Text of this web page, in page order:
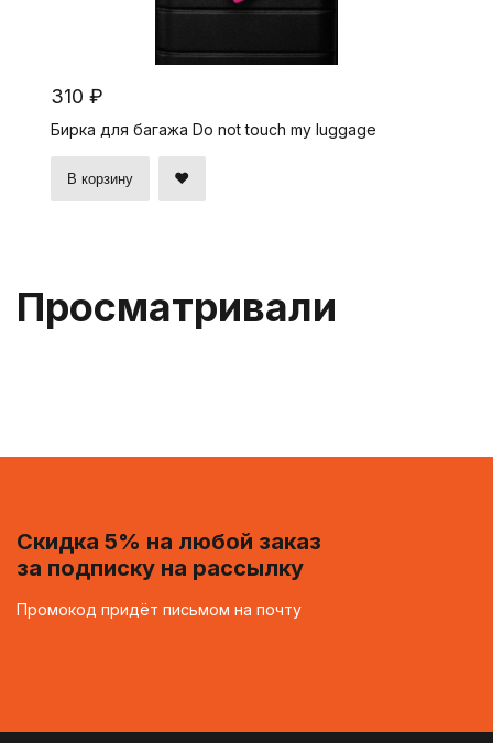
310 ₽
Бирка для багажа Do not touch my luggage
В корзину
Просматривали
Скидка 5% на любой заказ
за подписку на рассылку
Промокод придёт письмом на почту